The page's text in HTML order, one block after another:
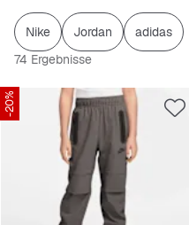
Nike Jordan
adidas
74 Ergebnisse
-20%